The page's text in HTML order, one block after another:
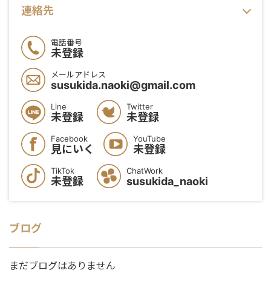
連絡先
電話番号
未登録
メールアドレス
susukida.naoki@gmail.com
Line
未登録
Twitter
未登録
Facebook
見にいく
YouTube
未登録
TikTok
未登録
ChatWork
susukida_naoki
ブログ
まだブログはありません